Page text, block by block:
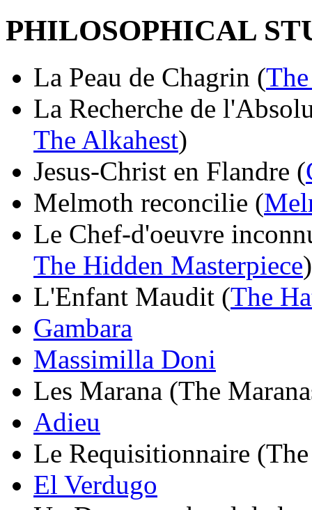
PHILOSOPHICAL
La Peau de Chagrin (
La Recherche de
The Alkahest)
Jesus-Christ en Flandre (
Melmoth reconcilie (
Le Chef-d'oeuvre
The Hidden Masterpiece)
L'Enfant Maudit (The
Gambara
Massimilla Doni
Les Marana (The
Adieu
Le Requisitionnaire
El Verdugo